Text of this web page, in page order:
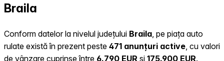
Braila
Conform datelor la nivelul județului Braila , pe piața auto
rulate există în prezent peste 471 anunțuri active , cu valori
de vânzare cuprinse între 6.790 EUR și 175.900 EUR.